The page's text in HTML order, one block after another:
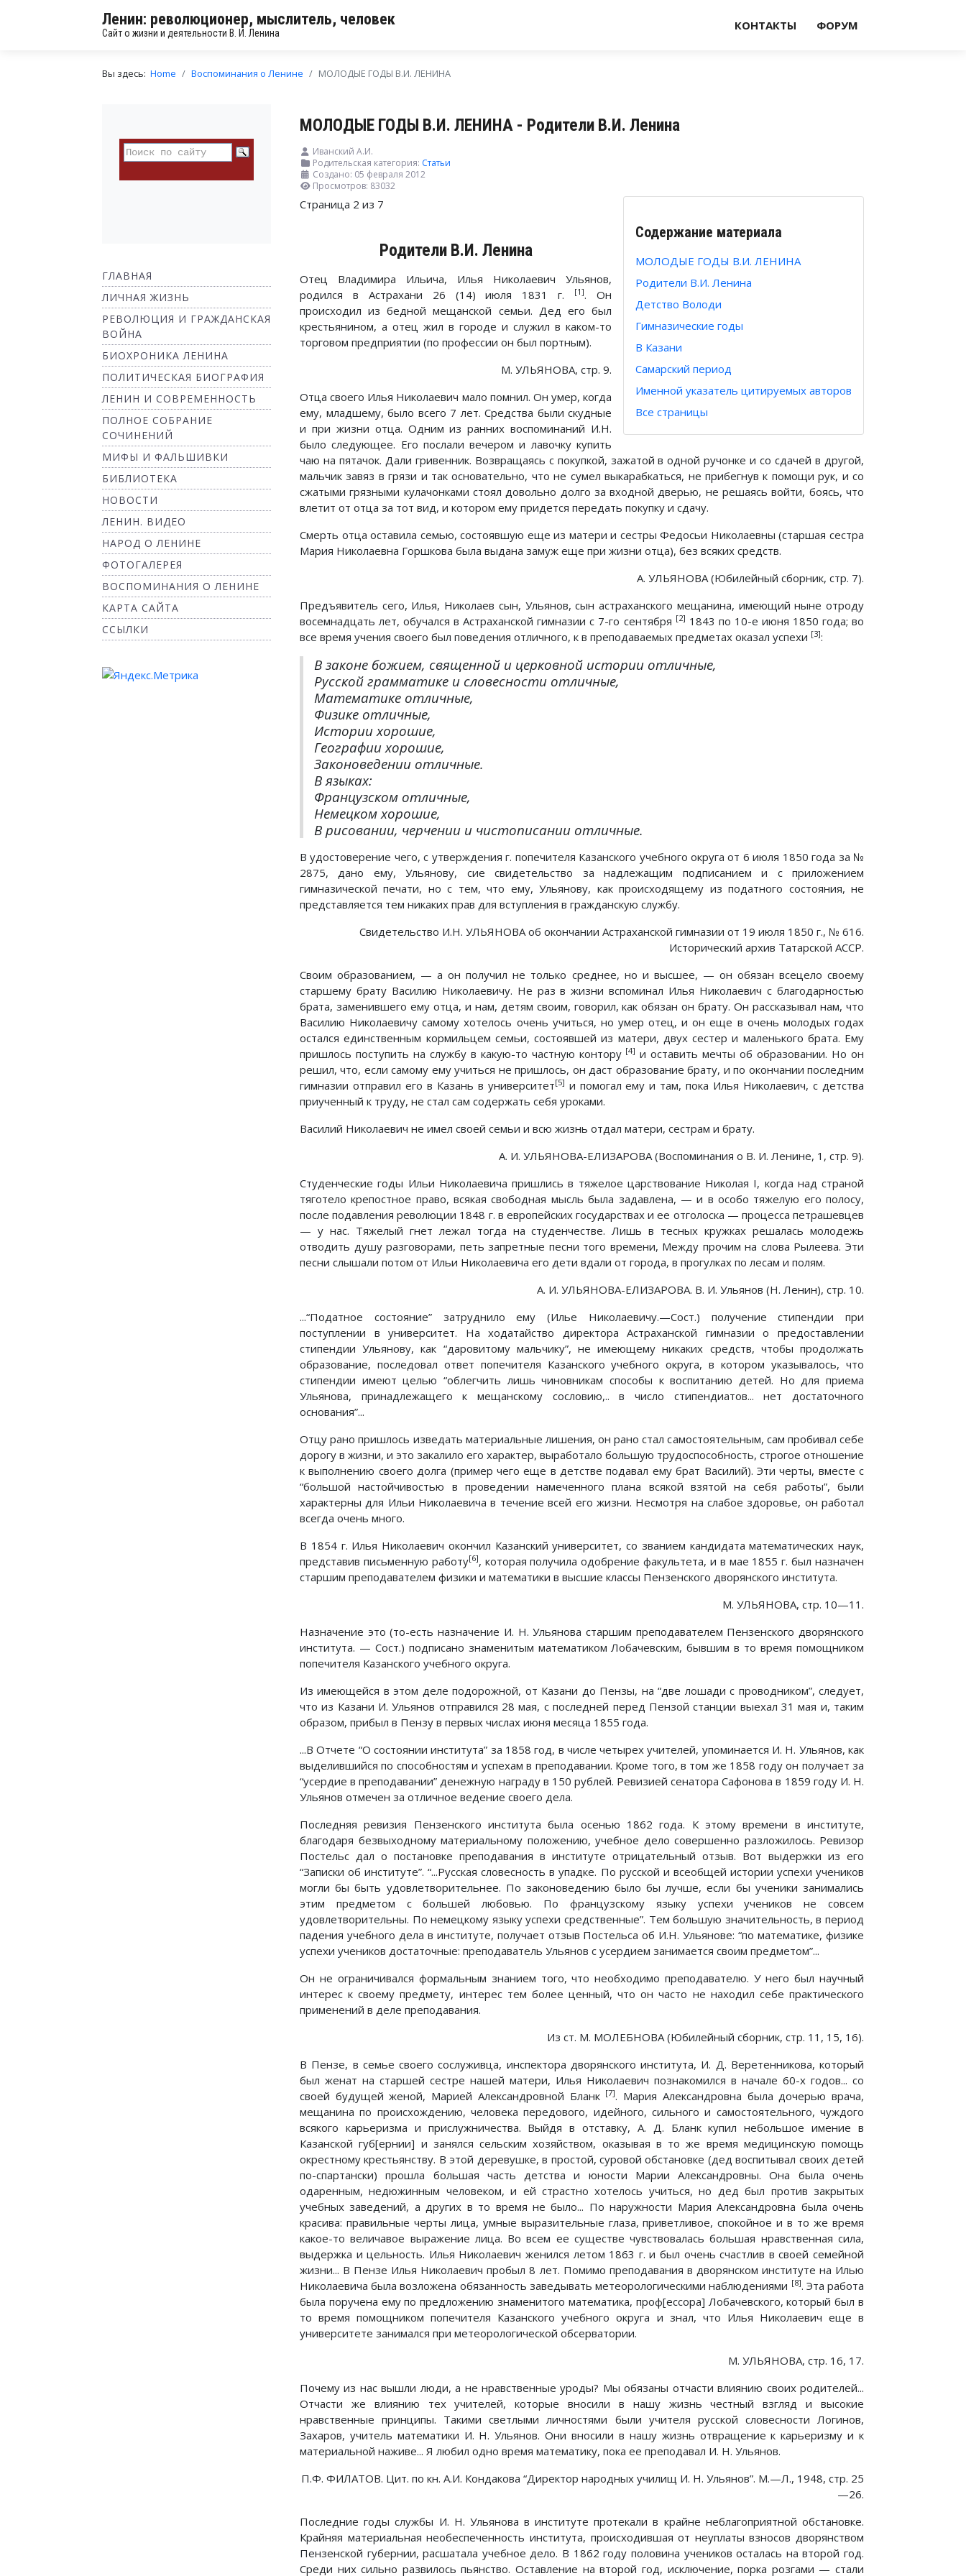
Ленин: революционер, мыслитель, человек
Сайт о жизни и деятельности В. И. Ленина
КОНТАКТЫ ФОРУМ
Вы здесь: Home Воспоминания о Ленине МОЛОДЫЕ ГОДЫ В.И. ЛЕНИНА
ГЛАВНАЯ
ЛИЧНАЯ ЖИЗНЬ
РЕВОЛЮЦИЯ И ГРАЖДАНСКАЯ
ВОЙНА
БИОХРОНИКА ЛЕНИНА
ПОЛИТИЧЕСКАЯ БИОГРАФИЯ
ЛЕНИН И СОВРЕМЕННОСТЬ
ПОЛНОЕ СОБРАНИЕ
СОЧИНЕНИЙ
МИФЫ И ФАЛЬШИВКИ
БИБЛИОТЕКА
НОВОСТИ
ЛЕНИН. ВИДЕО
НАРОД О ЛЕНИНЕ
ФОТОГАЛЕРЕЯ
ВОСПОМИНАНИЯ О ЛЕНИНЕ
КАРТА САЙТА
ССЫЛКИ
МОЛОДЫЕ ГОДЫ В.И. ЛЕНИНА - Родители В.И. Ленина
Иванский А.И.
Родительская категория: Статьи
Создано: 05 февраля 2012
Просмотров: 83032
Содержание материала
МОЛОДЫЕ ГОДЫ В.И. ЛЕНИНА
Родители В.И. Ленина
Детство Володи
Гимназические годы
В Казани
Самарский период
Именной указатель цитируемых авторов
Все страницы
Страница 2 из 7
Родители В.И. Ленина
Отец Владимира Ильича, Илья Николаевич Ульянов,
родился в Астрахани 26 (14) июля 1831 г.
[1]. Он
происходил из бедной мещанской семьи. Дед его был
крестьянином, а отец жил в городе и служил в каком-то
торговом предприятии (по профессии он был портным).
М. УЛЬЯНОВА, стр. 9.
Отца своего Илья Николаевич мало помнил. Он умер, когда
ему, младшему, было всего 7 лет. Средства были скудные
и при жизни отца. Одним из ранних воспоминаний И.Н.
было следующее. Его послали вечером и лавочку купить
чаю на пятачок. Дали гривенник. Возвращаясь с покупкой, зажатой в одной ручонке и со сдачей в другой,
мальчик завяз в грязи и так основательно, что не сумел выкарабкаться, не прибегнув к помощи рук, и со
сжатыми грязными кулачонками стоял довольно долго за входной дверью, не решаясь войти, боясь, что
влетит от отца за тот вид, и котором ему придется передать покупку и сдачу.
Смерть отца оставила семью, состоявшую еще из матери и сестры Федосьи Николаевны (старшая сестра
Мария Николаевна Горшкова была выдана замуж еще при жизни отца), без всяких средств.
А. УЛЬЯНОВА (Юбилейный сборник, стр. 7).
Предъявитель сего, Илья, Николаев сын, Ульянов, сын астраханского мещанина, имеющий ныне отроду
восемнадцать лет, обучался в Астраханской гимназии с 7-го сентября [2] 1843 по 10-е июня 1850 года; во
все время учения своего был поведения отличного, к в преподаваемых предметах оказал успехи [3]:
В законе божием, священной и церковной истории отличные,
Русской грамматике и словесности отличные,
Математике отличные,
Физике отличные,
Историихорошие,
Географиихорошие,
Законоведении отличные.
В языках:
Французском отличные,
Немецкомхорошие,
В рисовании, черчении и чистописании отличные.
В удостоверение чего, с утверждения г. попечителя Казанского учебного округа от 6 июля 1850 года за №
2875, дано ему, Ульянову, сие свидетельство за надлежащим подписанием и с приложением
гимназической печати, но с тем, что ему, Ульянову, как происходящему из податного состояния, не
представляется тем никаких прав для вступления в гражданскую службу.
Свидетельство И.Н. УЛЬЯНОВА об окончании Астраханской гимназии от 19 июля 1850 г., № 616.
Исторический архив Татарской АССР.
Своим образованием, — а он получил не только среднее, но и высшее, — он обязан всецело своему
старшему брату Василию Николаевичу. Не раз в жизни вспоминал Илья Николаевич с благодарностью
брата, заменившего ему отца, и нам, детям своим, говорил, как обязан он брату. Он рассказывал нам, что
Василию Николаевичу самому хотелось очень учиться, но умер отец, и он еще в очень молодых годах
остался единственным кормильцем семьи, состоявшей из матери, двух сестер и маленького брата. Ему
пришлось поступить на службу в какую-то частную контору [4] и оставить мечты об образовании. Но он
решил, что, если самому ему учиться не пришлось, он даст образование брату, и по окончании последним
гимназии отправил его в Казань в университет[5] и помогал ему и там, пока Илья Николаевич, с детства
приученный к труду, не стал сам содержать себя уроками.
Василий Николаевич не имел своей семьи и всю жизнь отдал матери, сестрам и брату.
А. И. УЛЬЯНОВА-ЕЛИЗАРОВА (Воспоминания о В. И. Ленине, 1, стр. 9).
Студенческие годы Ильи Николаевича пришлись в тяжелое царствование Николая I, когда над страной
тяготело крепостное право, всякая свободная мысль была задавлена, — и в особо тяжелую его полосу,
после подавления революции 1848 г. в европейских государствах и ее отголоска — процесса петрашевцев
— у нас. Тяжелый гнет лежал тогда на студенчестве. Лишь в тесных кружках решалась молодежь
отводить душу разговорами, петь запретные песни того времени, Между прочим на слова Рылеева. Эти
песни слышали потом от Ильи Николаевича его дети вдали от города, в прогулках по лесам и полям.
А. И. УЛЬЯНОВА-ЕЛИЗАРОВА. В. И. Ульянов (Н. Ленин), стр. 10.
...“Податное состояние” затруднило ему (Илье Николаевичу.—Сост.) получение стипендии при
поступлении в университет. На ходатайство директора Астраханской гимназии о предоставлении
стипендии Ульянову, как “даровитому мальчику”, не имеющему никаких средств, чтобы продолжать
образование, последовал ответ попечителя Казанского учебного округа, в котором указывалось, что
стипендии имеют целью “облегчить лишь чиновникам способы к воспитанию детей. Но для приема
Ульянова, принадлежащего к мещанскому сословию,.. в число стипендиатов... нет достаточного
основания”...
Отцу рано пришлось изведать материальные лишения, он рано стал самостоятельным, сам пробивал себе
дорогу в жизни, и это закалило его характер, выработало большую трудоспособность, строгое отношение
к выполнению своего долга (пример чего еще в детстве подавал ему брат Василий). Эти черты, вместе с
“большой настойчивостью в проведении намеченного плана всякой взятой на себя работы”, были
характерны для Ильи Николаевича в течение всей его жизни. Несмотря на слабое здоровье, он работал
всегда очень много.
В 1854 г. Илья Николаевич окончил Казанский университет, со званием кандидата математических наук,
представив письменную работу[6], которая получила одобрение факультета, и в мае 1855 г. был назначен
старшим преподавателем физики и математики в высшие классы Пензенского дворянского института.
М. УЛЬЯНОВА, стр. 10—11.
Назначение это (то-есть назначение И. Н. Ульянова старшим преподавателем Пензенского дворянского
института. — Сост.) подписано знаменитым математиком Лобачевским, бывшим в то время помощником
попечителя Казанского учебного округа.
Из имеющейся в этом деле подорожной, от Казани до Пензы, на “две лошади с проводником”, следует,
что из Казани И. Ульянов отправился 28 мая, с последней перед Пензой станции выехал 31 мая и, таким
образом, прибыл в Пензу в первых числах июня месяца 1855 года.
...В Отчете “О состоянии института” за 1858 год, в числе четырех учителей, упоминается И. Н. Ульянов, как
выделившийся по способностям и успехам в преподавании. Кроме того, в том же 1858 году он получает за
“усердие в преподавании” денежную награду в 150 рублей. Ревизией сенатора Сафонова в 1859 году И. Н.
Ульянов отмечен за отличное ведение своего дела.
Последняя ревизия Пензенского института была осенью 1862 года. К этому времени в институте,
благодаря безвыходному материальному положению, учебное дело совершенно разложилось. Ревизор
Постельс дал о постановке преподавания в институте отрицательный отзыв. Вот выдержки из его
“Записки об институте”. “...Русская словесность в упадке. По русской и всеобщей истории успехи учеников
могли бы быть удовлетворительнее. По законоведению было бы лучше, если бы ученики занимались
этим предметом с большей любовью. По французскому языку успехи учеников не совсем
удовлетворительны. По немецкому языку успехи средственные”. Тем большую значительность, в период
падения учебного дела в институте, получает отзыв Постельса об И.Н. Ульянове: “по математике, физике
успехи учеников достаточные: преподаватель Ульянов с усердием занимается своим предметом”...
Он не ограничивался формальным знанием того, что необходимо преподавателю. У него был научный
интерес к своему предмету, интерес тем более ценный, что он часто не находил себе практического
применений в деле преподавания.
Из ст. М. МОЛЕБНОВА (Юбилейный сборник, стр. 11, 15, 16).
В Пензе, в семье своего сослуживца, инспектора дворянского института, И. Д. Веретенникова, который
был женат на старшей сестре нашей матери, Илья Николаевич познакомился в начале 60-х годов... со
своей будущей женой, Марией Александровной Бланк [7]. Мария Александровна была дочерью врача,
мещанина по происхождению, человека передового, идейного, сильного и самостоятельного, чуждого
всякого карьеризма и прислужничества. Выйдя в отставку, А. Д. Бланк купил небольшое имение в
Казанской губ[ернии] и занялся сельским хозяйством, оказывая в то же время медицинскую помощь
окрестному крестьянству. В этой деревушке, в простой, суровой обстановке (дед воспитывал своих детей
по-спартански) прошла большая часть детства и юности Марии Александровны. Она была очень
одаренным, недюжинным человеком, и ей страстно хотелось учиться, но дед был против закрытых
учебных заведений, а других в то время не было... По наружности Мария Александровна была очень
красива: правильные черты лица, умные выразительные глаза, приветливое, спокойное и в то же время
какое-то величавое выражение лица. Во всем ее существе чувствовалась большая нравственная сила,
выдержка и цельность. Илья Николаевич женился летом 1863 г. и был очень счастлив в своей семейной
жизни... В Пензе Илья Николаевич пробыл 8 лет. Помимо преподавания в дворянском институте на Илью
Николаевича была возложена обязанность заведывать метеорологическими наблюдениями [8]. Эта работа
была поручена ему по предложению знаменитого математика, проф[ессора] Лобачевского, который был в
то время помощником попечителя Казанского учебного округа и знал, что Илья Николаевич еще в
университете занимался при метеорологической обсерватории.
М. УЛЬЯНОВА, стр. 16, 17.
Почему из нас вышли люди, а не нравственные уроды? Мы обязаны отчасти влиянию своих родителей...
Отчасти же влиянию тех учителей, которые вносили в нашу жизнь честный взгляд и высокие
нравственные принципы. Такими светлыми личностями были учителя русской словесности Логинов,
Захаров, учитель математики И. Н. Ульянов. Они вносили в нашу жизнь отвращение к карьеризму и к
материальной наживе... Я любил одно время математику, пока ее преподавал И. Н. Ульянов.
П.Ф. ФИЛАТОВ. Цит. по кн. А.И. Кондакова “Директор народных училищ И. Н. Ульянов”. М.—Л., 1948, стр. 25
—26.
Последние годы службы И. Н. Ульянова в институте протекали в крайне неблагоприятной обстановке.
Крайняя материальная необеспеченность института, происходившая от неуплаты взносов дворянством
Пензенской губернии, расшатала учебное дело. В 1862 году половина учеников осталась на второй год.
Среди них сильно развилось пьянство. Оставление на второй год, исключение, порка розгами — стали